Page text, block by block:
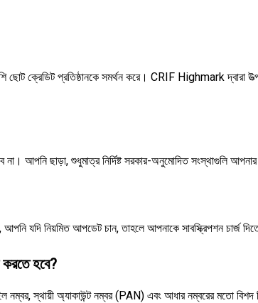
ক্রেডিট প্রতিষ্ঠানকে সমর্থন করে। CRIF Highmark দ্বারা
আপনি ছাড়া, শুধুমাত্র নির্দিষ্ট সরকার-অনুমোদিত সংস্থাগুলি আপনার
যদি নিয়মিত আপডেট চান, তাহলে আপনাকে সাবস্ক্রিপশন চার্জ
করতে হবে?
নম্বর, স্থায়ী অ্যাকাউন্ট নম্বর (PAN) এবং আধার নম্বরের মতো